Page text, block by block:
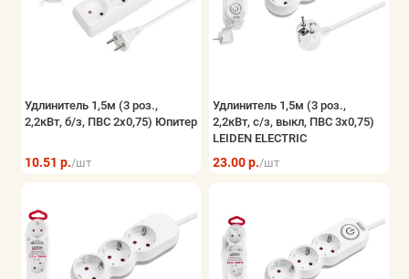
Удлинитель 1,5м (3 роз.,
2,2кВт, б/з, ПВС 2х0,75) Юпитер
10.51 р./шт
Удлинитель 1,5м (3 роз.,
2,2кВт, с/з, выкл, ПВС 3х0,75)
LEIDEN ELECTRIC
23.00 р./шт